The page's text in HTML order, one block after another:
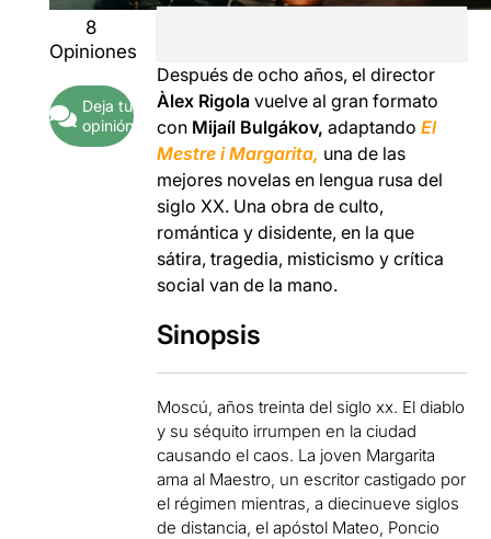
8
Opiniones
Deja tu
opinión
Después de ocho años, el director
Àlex Rigola vuelve al gran formato
con Mijaíl Bulgákov,adaptandoEl
Mestre i Margarita, una de las
mejores novelas en lengua rusa del
siglo XX. Una obra de culto,
romántica y disidente, en la que
sátira, tragedia, misticismo y crítica
social van de la mano.
Sinopsis
Moscú, años treinta del siglo xx. El diablo
y su séquito irrumpen en la ciudad
causando el caos. La joven Margarita
ama al Maestro, un escritor castigado por
el régimen mientras, a diecinueve siglos
de distancia, el apóstol Mateo, Poncio